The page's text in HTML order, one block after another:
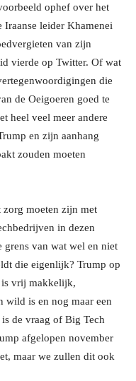
ophef over het
leider Khamenei
van zijn
vierde op Twitter. Of wat
die
de Oeigoeren goed te
heel veel meer andere
en zijn aanhang
zouden moeten
zorg moeten zijn met
in dezen
grens van wat wel en niet
die eigenlijk? Trump op
is vrij makkelijk,
wild is en nog maar een
de vraag of Big Tech
afgelopen november
maar we zullen dit ook